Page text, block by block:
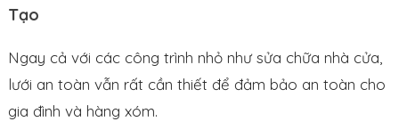
Tạo
Ngay cả với các công trình nhỏ như sửa chữa nhà cửa,
lưới an toàn vẫn rất cần thiết để đảm bảo an toàn cho
gia đình và hàng xóm.